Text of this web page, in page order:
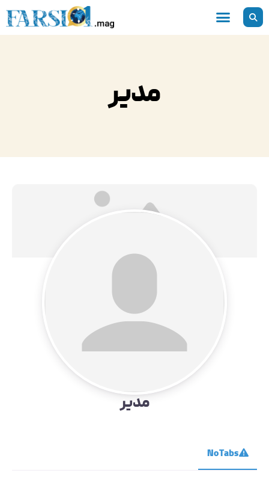
پرش
به
محتوا
مدیر
مدیر
No Tabs